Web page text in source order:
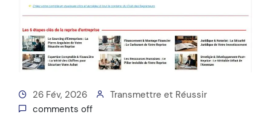
26 Fév, 2026
Transmettre et Réussir
comments off